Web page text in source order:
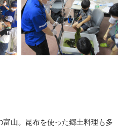
富山。昆布を使った郷土料理も多